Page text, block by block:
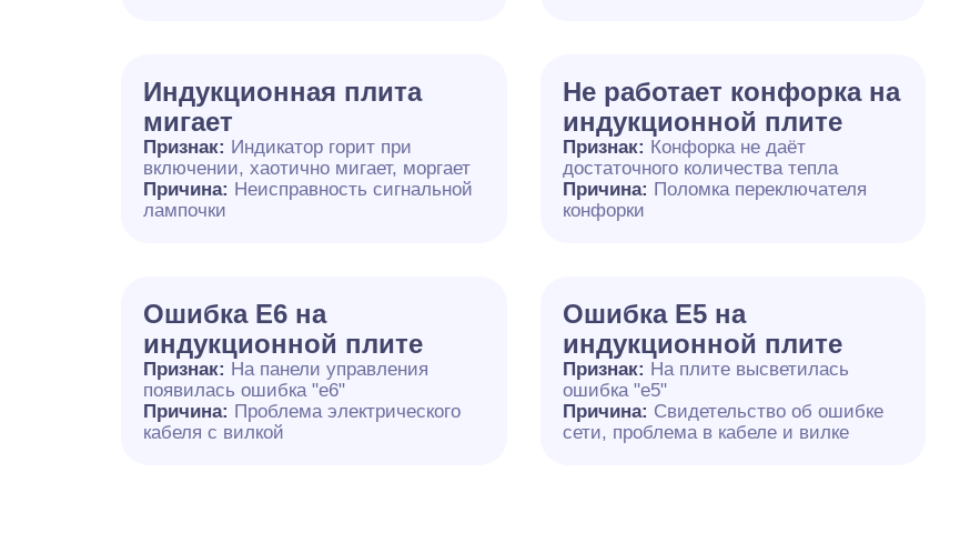
Индукционная плита
мигает
Признак: Индикатор горит при
включении, хаотично мигает, моргает
Причина: Неисправность сигнальной
лампочки
Не работает конфорка на
индукционной плите
Признак: Конфорка не даёт
достаточного количества тепла
Причина: Поломка переключателя
конфорки
Ошибка E6 на
индукционной плите
Признак: На панели управления
появилась ошибка "e6"
Причина: Проблема электрического
кабеля с вилкой
Ошибка Е5 на
индукционной плите
Признак: На плите высветилась
ошибка "е5"
Причина: Свидетельство об ошибке
сети, проблема в кабеле и вилке